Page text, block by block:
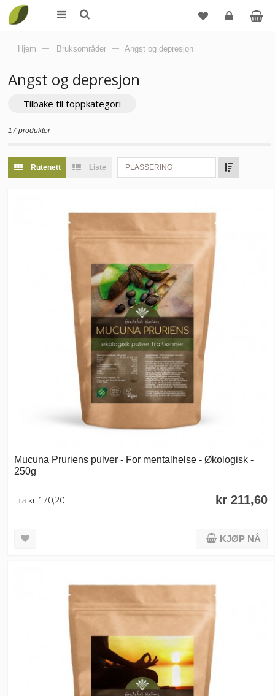
Hjem — Bruksområder — Angst og depresjon
Angst og depresjon
Tilbake til toppkategori
17 produkter
Rutenett Liste PLASSERING
Mucuna Pruriens pulver - For mentalhelse - Økologisk -
250g
kr 211,60
Fra kr 170,20
KJØP NÅ